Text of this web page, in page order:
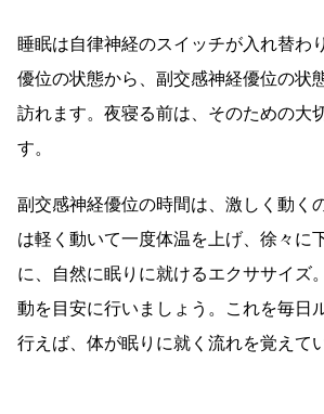
睡眠は自律神経のスイッチが入れ替わ
優位の状態から、副交感神経優位の状
訪れます。夜寝る前は、そのための大
す。
副交感神経優位の時間は、激しく動く
は軽く動いて一度体温を上げ、徐々に
に、自然に眠りに就けるエクササイズ
動を目安に行いましょう。これを毎日
行えば、体が眠りに就く流れを覚えて